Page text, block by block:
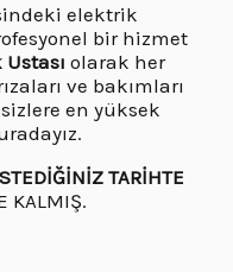
elektrik
bir hizmet
olarak her
ve bakımları
en yüksek
TARİHTE
KALMIŞ.